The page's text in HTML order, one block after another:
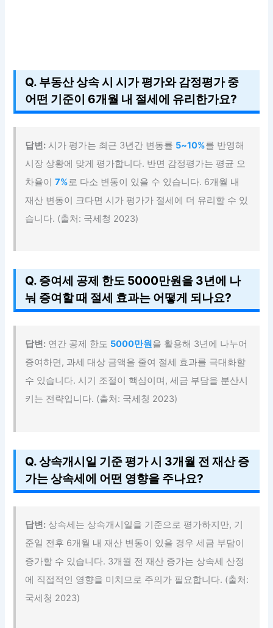
Q. 부동산 상속 시 시가 평가와 감정평가 중
어떤 기준이 6개월 내 절세에 유리한가요?
답변: 시가 평가는 최근 3년간 변동률 5~10%를 반영해
시장 상황에 맞게 평가합니다. 반면 감정평가는 평균 오
차율이7%로 다소 변동이 있을 수 있습니다. 6개월 내
재산 변동이 크다면 시가 평가가 절세에 더 유리할 수 있
습니다. (출처: 국세청 2023)
Q. 증여세 공제 한도 5000만원을 3년에 나
눠 증여할 때 절세 효과는 어떻게 되나요?
답변: 연간 공제 한도 5000만원을 활용해 3년에 나누어
증여하면, 과세 대상 금액을 줄여 절세 효과를 극대화할
수 있습니다. 시기 조절이 핵심이며, 세금 부담을 분산시
키는 전략입니다. (출처: 국세청 2023)
Q. 상속개시일 기준 평가 시 3개월 전 재산 증
가는 상속세에 어떤 영향을 주나요?
답변: 상속세는 상속개시일을 기준으로 평가하지만, 기
준일 전후 6개월 내 재산 변동이 있을 경우 세금 부담이
증가할 수 있습니다. 3개월 전 재산 증가는 상속세 산정
에 직접적인 영향을 미치므로 주의가 필요합니다. (출처:
국세청 2023)